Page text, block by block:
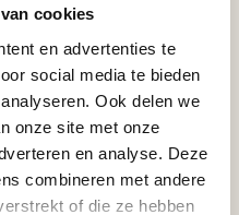
cookies
en advertenties te
social media te bieden
Ook delen we
onze site met onze
en analyse. Deze
combineren met andere
of die ze hebben
40 mm), €5,00